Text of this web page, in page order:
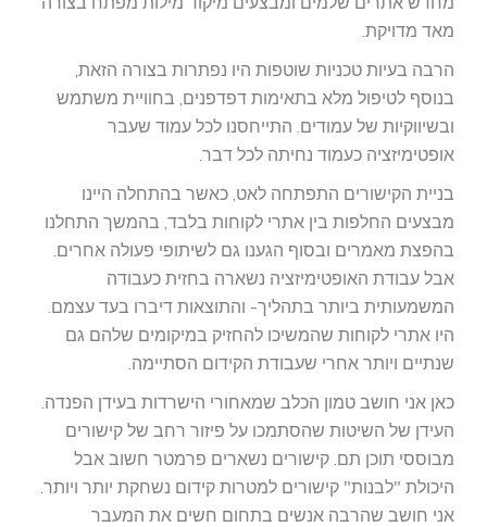
מאד מדויקת.
הרבה בעיות טכניות שוטפות היו נפתרות בצורה הזאת,
בנוסף לטיפול מלא בתאימות דפדפנים, בחוויית משתמש
ובשיווקיות של עמודים. התייחסנו לכל עמוד שעבר
אופטימיזציה כעמוד נחיתה לכל דבר.
בניית הקישורים התפתחה לאט, כאשר בהתחלה היינו
מבצעים החלפות בין אתרי לקוחות בלבד, בהמשך התחלנו
בהפצת מאמרים ובסוף הגענו גם לשיתופי פעולה אחרים.
אבל עבודת האופטימיזציה נשארה בחזית כעבודה
המשמעותית ביותר בתהליך- והתוצאות דיברו בעד עצמם.
היו אתרי לקוחות שהמשיכו להחזיק במיקומים שלהם גם
שנתיים ויותר אחרי שעבודת הקידום הסתיימה.
כאן אני חושב טמון הכלב שמאחורי הישרדות בעידן הפנדה.
העידן של השיטות שהסתמכו על פיזור רחב של קישורים
מבוססי תוכן תם. קישורים נשארים פרמטר חשוב אבל
היכולת "לבנות" קישורים למטרות קידום נשחקת יותר ויותר.
אני חושב שהרבה אנשים בתחום חשים את המעבר